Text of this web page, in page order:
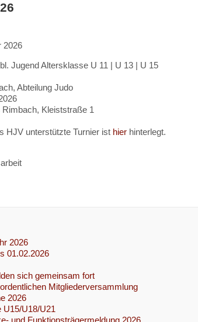
2026
Jugend Altersklasse U 11 | U 13 | U 15
Abteilung Judo
Kleiststraße 1
HJV unterstützte Turnier ist hierhinterlegt.
2026
01.02.2026
sich gemeinsam fort
Mitgliederversammlung
2026
U15/U18/U21